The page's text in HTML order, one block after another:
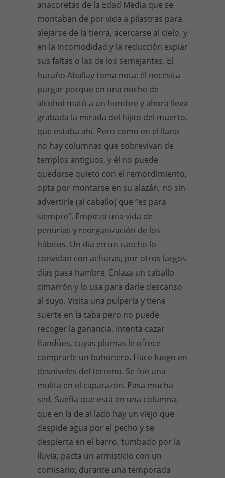
anacoretas de la Edad Media que se
montaban de por vida a pilastras para
alejarse de la tierra, acercarse al cielo, y
en la incomodidad y la reducción expiar
sus faltas o las de los semejantes. El
huraño Aballay toma nota: él necesita
purgar porque en una noche de
alcohol mató a un hombre y ahora lleva
grabada la mirada del hijito del muerto,
que estaba ahí. Pero como en el llano
no hay columnas que sobrevivan de
templos antiguos, y él no puede
quedarse quieto con el remordimiento,
opta por montarse en su alazán, no sin
advertirle (al caballo) que “es para
siempre”. Empieza una vida de
penurias y reorganización de los
hábitos. Un día en un rancho lo
convidan con achuras; por otros largos
días pasa hambre. Enlaza un caballo
cimarrón y lo usa para darle descanso
al suyo. Visita una pulpería y tiene
suerte en la taba pero no puede
recoger la ganancia. Intenta cazar
ñandúes, cuyas plumas le ofrece
comprarle un buhonero. Hace fuego en
desniveles del terreno. Se fríe una
mulita en el caparazón. Pasa mucha
sed. Sueña que está en una columna,
que en la de al lado hay un viejo que
despide agua por el pecho y se
despierta en el barro, tumbado por la
lluvia; pacta un armisticio con un
comisario; durante una temporada